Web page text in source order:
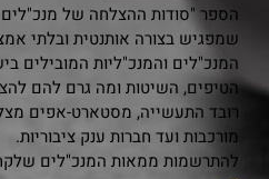
הספר "סודות ההצלחה של מנכ"לים
המנכ"לים והמנכ"ליות המובילים
הטיפים, השיטות ומה גרם להם
רובד התעשייה, מסטארט-אפים
מורכבות ועד חברות ענק ציבוריות.
להתרשמות ממאות המנכ"לים